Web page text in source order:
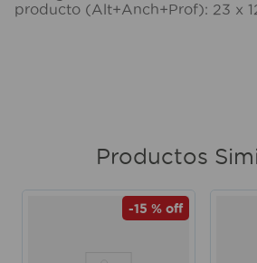
producto (Alt+Anch+Prof): 23 x
Productos
-15 % off